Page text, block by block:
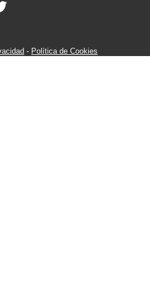
- Política de Cookies